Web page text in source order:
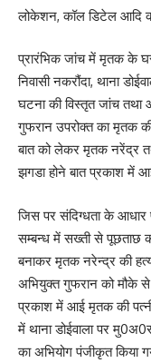
लोकेशन, कॉल डिटेल आदि
प्रारंभिक जांच में मृतक के
निवासी नकरौंदा, थाना
घटना की विस्तृत जांच
गुफरान उपरोक्त का मृतक
बात को लेकर मृतक नरेंद्र
झगडा होने बात प्रकाश में
जिस पर संदिग्धता के आधार
सम्बन्ध में सख्ती से पूछताछ
बनाकर मृतक नरेन्द्र की
अभियुक्त गुफरान को मौके
प्रकाश में आई मृतक की
में थाना डोईवाला पर
का अभियोग पंजीकृत किया